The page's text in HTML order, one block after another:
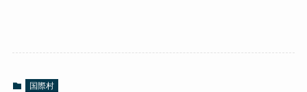
国際村